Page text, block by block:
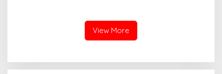
View More